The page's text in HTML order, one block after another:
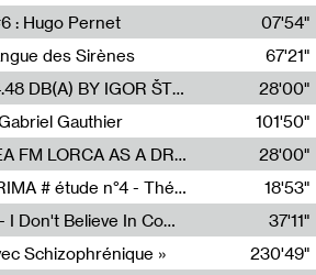
: Hugo Pernet
Pernet
07'54"
des Sirènes
67'21"
Radia Show #1100 : 74.48 DB(A) BY IGOR ŠTROMAJER FOR RADIO X
28'00"
Gauthier
Gauthier
101'50"
Radia Show #1099: TEA FM LORCA AS A DREAM
28'00"
Mimésis : MATERIA PRIMA # étude n°4 - Théâtre de l’Aquarium
della Crisi
18'53"
Ok Deluxe (full album) - I Don't Believe In Computing
37'11"
Schizophrénique »
230'49"